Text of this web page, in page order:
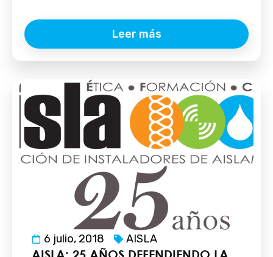
Leer más
6 julio, 2018 AISLA